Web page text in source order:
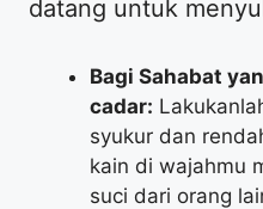
datang untuk
Bagi Sahabat
cadar:
syukur dan
kain di wajahmu
suci dari orang